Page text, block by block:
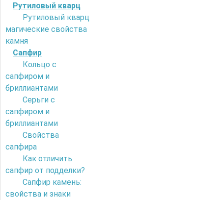
Рутиловый кварц
Рутиловый кварц
магические свойства
камня
Сапфир
Кольцо с
сапфиром и
бриллиантами
Серьги с
сапфиром и
бриллиантами
Свойства
сапфира
Как отличить
сапфир от подделки?
Сапфир камень:
свойства и знаки